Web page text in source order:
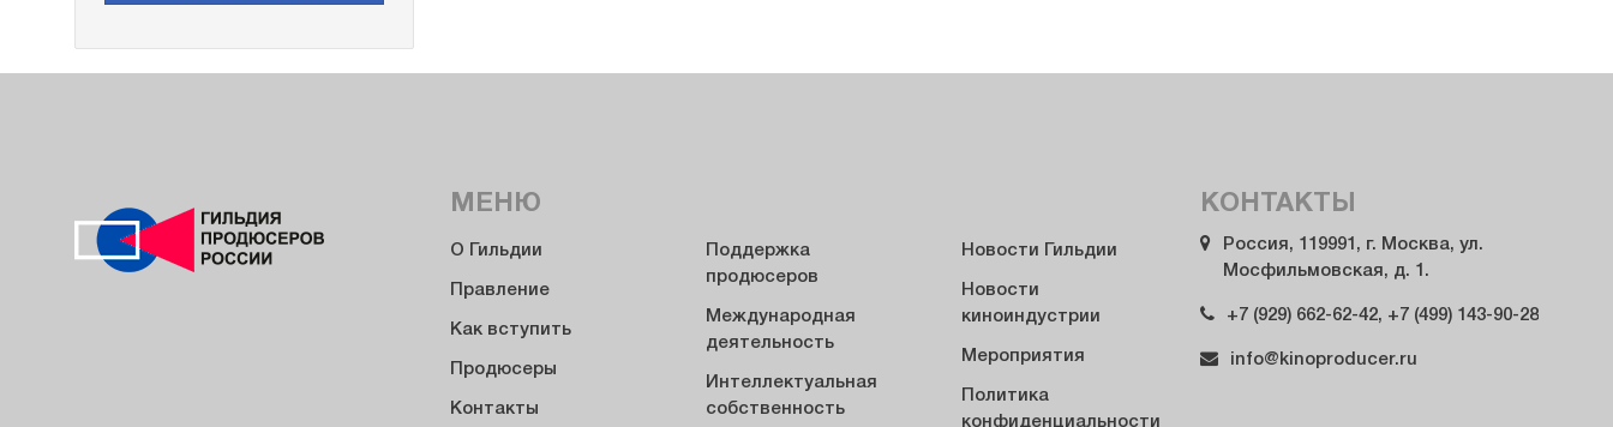
МЕНЮ
О Гильдии
Правление
Как вступить
Продюсеры
Контакты
Поддержка
продюсеров
Международная
деятельность
Интеллектуальная
собственность
Новости Гильдии
Новости
киноиндустрии
Мероприятия
Политика
конфиденциальности
КОНТАКТЫ
Россия, 119991, г. Москва, ул.
Мосфильмовская, д. 1.
+7 (929) 662-62-42, +7 (499) 143-90-28
info@kinoproducer.ru